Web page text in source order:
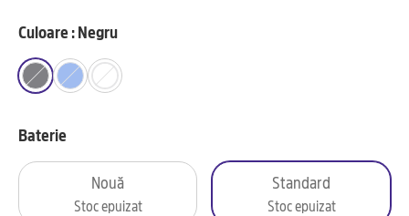
Culoare : Negru
Baterie
Nouă
Stoc epuizat
Standard
Stoc epuizat